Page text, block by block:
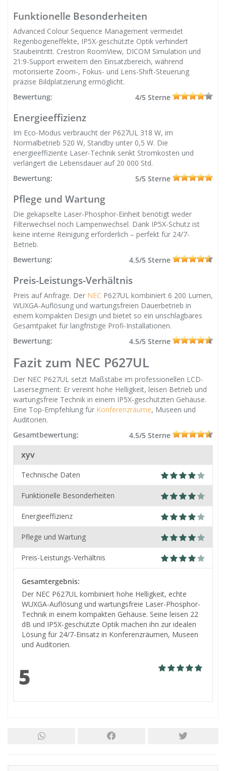
Funktionelle Besonderheiten
Advanced Colour Sequence Management vermeidet
Regenbogeneffekte, IP5X-geschützte Optik verhindert
Staubeintritt. Crestron RoomView, DICOM Simulation und
21:9-Support erweitern den Einsatzbereich, während
motorisierte Zoom-, Fokus- und Lens-Shift-Steuerung
präzise Bildplatzierung ermöglicht.
Bewertung:
4/5 Sterne
Energieeffizienz
Im Eco-Modus verbraucht der P627UL 318 W, im
Normalbetrieb 520 W, Standby unter 0,5 W. Die
energieeffiziente Laser-Technik senkt Stromkosten und
verlängert die Lebensdauer auf 20 000 Std.
Bewertung:
5/5 Sterne
Pflege und Wartung
Die gekapselte Laser-Phosphor-Einheit benötigt weder
Filterwechsel noch Lampenwechsel. Dank IP5X-Schutz ist
keine interne Reinigung erforderlich – perfekt für 24/7-
Betrieb.
Bewertung:
4.5/5 Sterne
Preis-Leistungs-Verhältnis
Preis auf Anfrage. Der NEC P627UL kombiniert 6 200 Lumen,
WUXGA-Auflösung und wartungsfreien Dauerbetrieb in
einem kompakten Design und bietet so ein unschlagbares
Gesamtpaket für langfristige Profi-Installationen.
Bewertung:
4.5/5 Sterne
Fazit zum NEC P627UL
Der NEC P627UL setzt Maßstäbe im professionellen LCD-
Lasersegment: Er vereint hohe Helligkeit, leisen Betrieb und
wartungsfreie Technik in einem IP5X-geschützten Gehäuse.
Eine Top-Empfehlung für Konferenzräume, Museen und
Auditorien.
Gesamtbewertung:
4.5/5 Sterne
xyv
Technische Daten
Funktionelle Besonderheiten
Energieeffizienz
Pflege und Wartung
Preis-Leistungs-Verhältnis
Gesamtergebnis:
Der NEC P627UL kombiniert hohe Helligkeit, echte
WUXGA-Auflösung und wartungsfreie Laser-Phosphor-
Technik in einem kompakten Gehäuse. Seine leisen 22
dB und IP5X-geschützte Optik machen ihn zur idealen
Lösung für 24/7-Einsatz in Konferenzräumen, Museen
und Auditorien.
5